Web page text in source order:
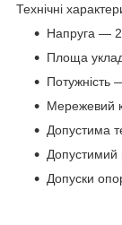
Технічні
Напруга —
Площа
Потужність
Мережевий
Допустима
Допустимий
Допуски